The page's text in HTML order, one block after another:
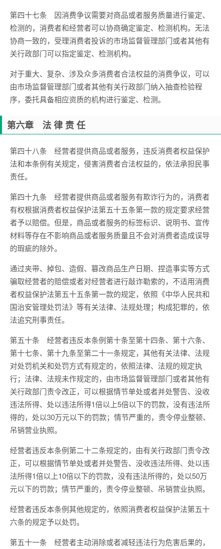
第四十七条 因消费争议需要对商品或者服务质量进行鉴定、
检测的，消费者和经营者可以协商确定鉴定、检测机构。无法
协商一致的，受理消费者投诉的市场监督管理部门或者其他有
关行政部门可以指定鉴定、检测机构。
对于重大、复杂、涉及众多消费者合法权益的消费争议，可以
由市场监督管理部门或者其他有关行政部门纳入抽查检验程
序，委托具备相应资质的机构进行鉴定、检测。
第六章 法 律 责 任
第四十八条 经营者提供商品或者服务，违反消费者权益保护
法和本条例有关规定，侵害消费者合法权益的，依法承担民事
责任。
第四十九条 经营者提供商品或者服务有欺诈行为的，消费者
有权根据消费者权益保护法第五十五条第一款的规定要求经营
者予以赔偿。但是，商品或者服务的标签标识、说明书、宣传
材料等存在不影响商品或者服务质量且不会对消费者造成误导
的瑕疵的除外。
通过夹带、掉包、造假、篡改商品生产日期、捏造事实等方式
骗取经营者的赔偿或者对经营者进行敲诈勒索的，不适用消费
者权益保护法第五十五条第一款的规定，依照《中华人民共和
国治安管理处罚法》等有关法律、法规处理；构成犯罪的，依
法追究刑事责任。
第五十条 经营者违反本条例第十条至第十四条、第十六条、
第十七条、第十九条至第二十一条规定，其他有关法律、法规
对处罚机关和处罚方式有规定的，依照法律、法规的规定执
行；法律、法规未作规定的，由市场监督管理部门或者其他有
关行政部门责令改正，可以根据情节单处或者并处警告、没收
违法所得、处以违法所得1倍以上5倍以下的罚款，没有违法所
得的，处以30万元以下的罚款；情节严重的，责令停业整顿、
吊销营业执照。
经营者违反本条例第二十二条规定的，由有关行政部门责令改
正，可以根据情节单处或者并处警告、没收违法所得、处以违
法所得1倍以上10倍以下的罚款，没有违法所得的，处以50万
元以下的罚款；情节严重的，责令停业整顿、吊销营业执照。
经营者违反本条例其他规定的，依照消费者权益保护法第五十
六条的规定予以处罚。
第五十一条 经营者主动消除或者减轻违法行为危害后果的，